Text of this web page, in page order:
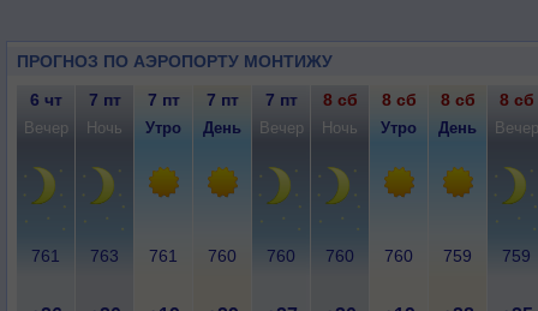
ПРОГНОЗ ПО АЭРОПОРТУ МОНТИЖУ
6 чт 7 пт 7 пт 7 пт 7 пт 8 сб 8 сб 8 сб 8 сб
Вечер Ночь Утро День Вечер Ночь Утро День Вечер
761 763 761 760 760 760 760 759 759